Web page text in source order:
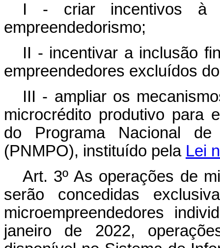
I - criar incentivos à
empreendedorismo;
II - incentivar a inclusão
empreendedores excluídos
III - ampliar os
microcrédito produtivo para
do Programa Nacional de
(PNMPO), instituído pela Lei
Art. 3º As operações de
serão concedidas
microempreendedores
janeiro de 2022,